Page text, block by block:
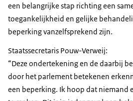
een belangrijke stap richting een
toegankelijkheid en gelijke
beperking vanzelfsprekend zijn.
Staatssecretaris Pouw-Verweij:
Deze ondertekening en de daarbij
door het parlement betekenen
een beperking. Ik hoop dat niemand